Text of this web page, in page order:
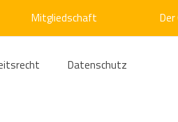
Mitgliedschaft
Datenschutz